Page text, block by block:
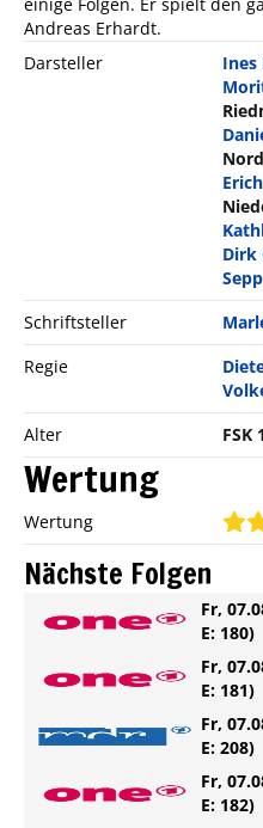
Andreas Erhardt.
Darsteller
Ines
Dirk
Schriftsteller
Regie
Alter
FSK
Wertung
Wertung
Nächste Folgen
Fr,
E: 180)
Fr,
E: 181)
Fr,
E: 208)
Fr,
E: 182)